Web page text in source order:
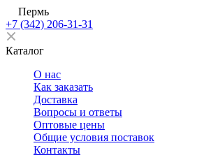
Пермь
+7 (342) 206-31-31
Каталог
О нас
Как заказать
Доставка
Вопросы и ответы
Оптовые цены
Общие условия поставок
Контакты